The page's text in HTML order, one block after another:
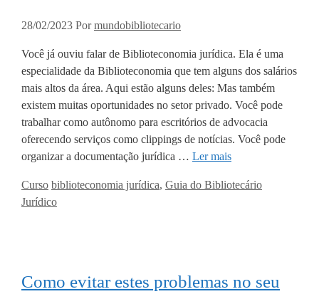
28/02/2023 Pormundobibliotecario
Você já ouviu falar de Biblioteconomia jurídica. Ela é uma
especialidade da Biblioteconomia que tem alguns dos salários
mais altos da área. Aqui estão alguns deles: Mas também
existem muitas oportunidades no setor privado. Você pode
trabalhar como autônomo para escritórios de advocacia
oferecendo serviços como clippings de notícias. Você pode
organizar a documentação jurídica … Ler mais
Categorias
Curso Tags
biblioteconomia jurídica, Guia do Bibliotecário
Jurídico
Como evitar estes problemas no seu